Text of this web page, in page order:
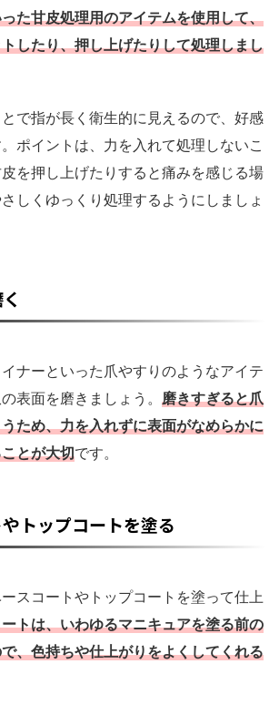
た甘皮処理用のアイテムを使用して、
したり、押し上げたりして処理しまし
で指が長く衛生的に見えるので、好感
ポイントは、力を入れて処理しないこ
を押し上げたりすると痛みを感じる場
しくゆっくり処理するようにしましょ
ナーといった爪やすりのようなアイテ
表面を磨きましょう。 磨きすぎると爪
ため、力を入れずに表面がなめらかに
とが大切です。
トップコートを塗る
スコートやトップコートを塗って仕上
トは、いわゆるマニキュアを塗る前の
、色持ちや仕上がりをよくしてくれる